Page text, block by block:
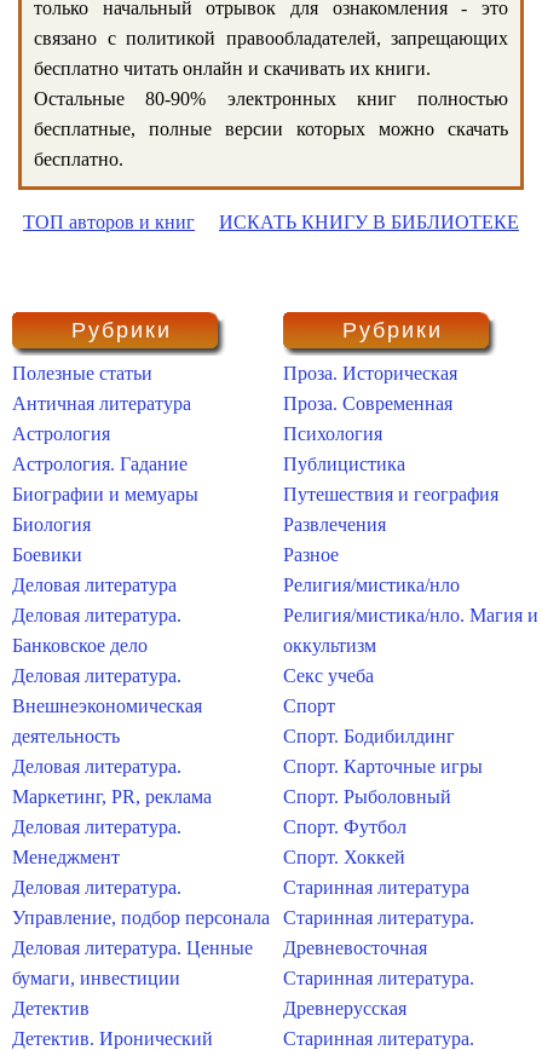
только начальный отрывок для ознакомления - это
связано с политикой правообладателей, запрещающих
бесплатно читать онлайн и скачивать их книги.
Остальные 80-90% электронных книг полностью
бесплатные, полные версии которых можно скачать
бесплатно.
ТОП авторов и книг ИСКАТЬ КНИГУ В БИБЛИОТЕКЕ
Рубрики
Полезные статьи
Античная литература
Астрология
Астрология. Гадание
Биографии и мемуары
Биология
Боевики
Деловая литература
Деловая литература.
Банковское дело
Деловая литература.
Внешнеэкономическая
деятельность
Деловая литература.
Маркетинг, PR, реклама
Деловая литература.
Менеджмент
Деловая литература.
Управление, подбор персонала
Деловая литература. Ценные
бумаги, инвестиции
Детектив
Детектив. Иронический
Рубрики
Проза. Историческая
Проза. Современная
Психология
Публицистика
Путешествия и география
Развлечения
Разное
Религия/мистика/нло
Религия/мистика/нло. Магия и
оккультизм
Секс учеба
Спорт
Спорт. Бодибилдинг
Спорт. Карточные игры
Спорт. Рыболовный
Спорт. Футбол
Спорт. Хоккей
Старинная литература
Старинная литература.
Древневосточная
Старинная литература.
Древнерусская
Старинная литература.